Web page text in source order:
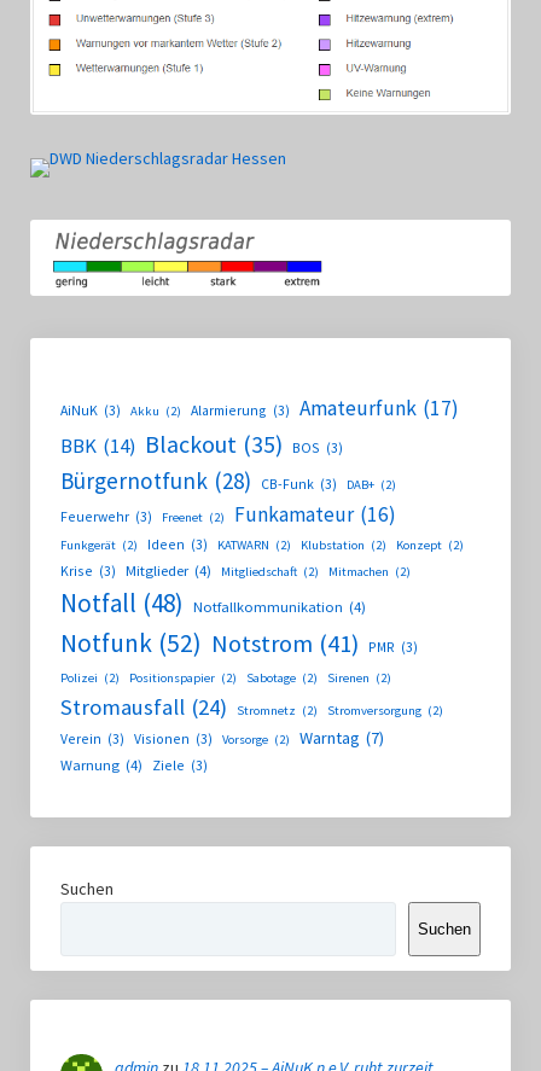
AiNuK (3) Akku (2) Alarmierung (3) Amateurfunk (17)
BBK (14) Blackout (35) BOS (3)
Bürgernotfunk (28) CB-Funk (3) DAB+ (2)
Feuerwehr (3) Freenet (2) Funkamateur (16)
Funkgerät (2) Ideen (3) KATWARN (2) Klubstation (2) Konzept (2)
Krise (3) Mitglieder (4) Mitgliedschaft (2) Mitmachen (2)
Notfall (48) Notfallkommunikation (4)
Notfunk (52) Notstrom (41) PMR (3)
Polizei (2) Positionspapier (2) Sabotage (2) Sirenen (2)
Stromausfall (24) Stromnetz (2) Stromversorgung (2)
Verein (3) Visionen (3) Vorsorge (2) Warntag (7)
Warnung (4) Ziele (3)
Suchen
Suchen